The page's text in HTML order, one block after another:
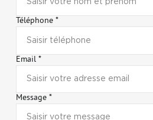
Téléphone *
Email *
Message *